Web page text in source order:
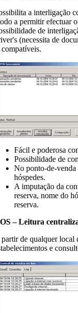
a interligação
a permitir efectuar
de
(necessita de
compatíveis.
Fácil e poderosa
Possibilidade de
No ponto-de-venda
hóspedes.
A imputação da
reserva, nome do
reserva.
– Leitura
de qualquer local
e